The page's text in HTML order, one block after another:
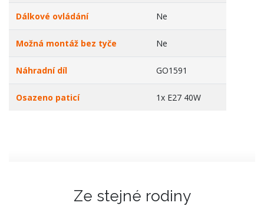
Dálkové ovládání Ne
Možná montáž bez tyče Ne
Náhradní díl GO1591
Osazeno paticí 1x E27 40W
Ze stejné rodiny